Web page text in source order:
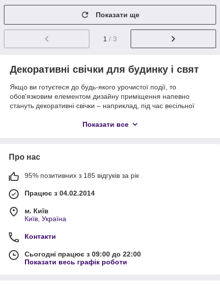
Показати ще
1 / 3
Декоративні свічки для будинку і свят
Якщо ви готуєтеся до будь-якого урочистої події, то
обов'язковим елементом дизайну приміщення напевно
стануть декоративні свічки – наприклад, під час весільної
романтичного вечора на День закоханих. Також свічки
аксесуари чудово виглядають в будь-якій обстановці і
прикрашають будь-яку подію.
Свіча горіла на столі…
Історія створення сучасних свічок налічує кілька тисячоліть –
від перших світильників в первісній печері, зроблених з
тваринного жиру, до дизайнерських парафінових свічок
різного кольору і форми. У цьому визначному історичному
використовували віск диких бджіл, китовий жир і стеарин, поки
виділяти з нафти особлива речовина – парафін.
Незважаючи на нафтове походження, парафін не має
Показати все
Про нас
95% позитивних з 185 відгуків за рік
Працює з 04.02.2014
м. Київ
Київ, Україна
Контакти
Сьогодні працює з 09:00 до 22:00
Показати весь графік роботи